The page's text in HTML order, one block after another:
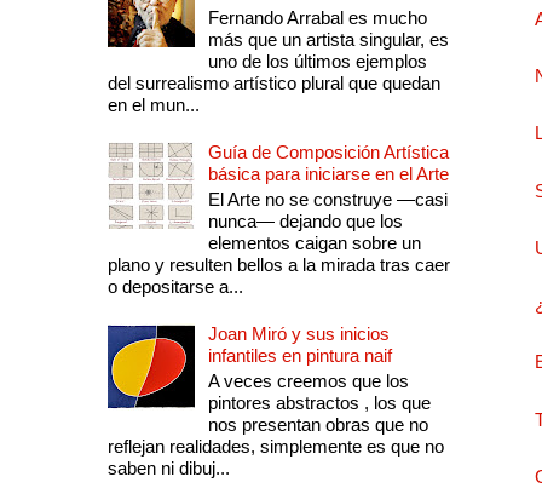
Fernando Arrabal es mucho
más que un artista singular, es
uno de los últimos ejemplos
del surrealismo artístico plural que quedan
en el mun...
Guía de Composición Artística
básica para iniciarse en el Arte
El Arte no se construye —casi
nunca— dejando que los
elementos caigan sobre un
plano y resulten bellos a la mirada tras caer
o depositarse a...
Joan Miró y sus inicios
infantiles en pintura naif
A veces creemos que los
pintores abstractos , los que
nos presentan obras que no
reflejan realidades, simplemente es que no
saben ni dibuj...